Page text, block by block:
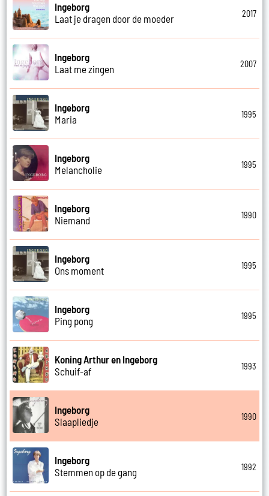
Ingeborg
Laat je dragen door de moeder
2017
Ingeborg
Laat me zingen
2007
Ingeborg
Maria
1995
Ingeborg
Melancholie
1995
Ingeborg
Niemand
1990
Ingeborg
Ons moment
1995
Ingeborg
Ping pong
1995
Koning Arthur en Ingeborg
Schuif-af
1993
Ingeborg
Slaapliedje
1990
Ingeborg
Stemmen op de gang
1992